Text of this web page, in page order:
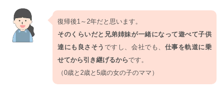
復帰後1～2年だと思います。
そのくらいだと兄弟姉妹が一緒になって遊べて子供
達にも良さそう ですし、会社でも、 仕事を軌道に乗
せてから引き継げるからです。
（0歳と2歳と5歳の女の子のママ）